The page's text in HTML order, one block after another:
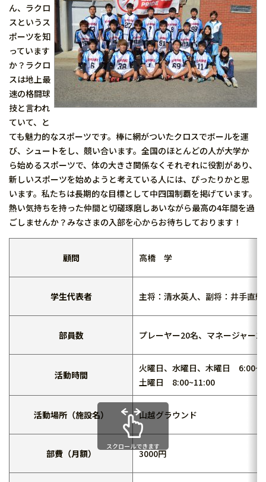
ん、ラクロ
スというス
ポーツを知
っています
か？ラクロ
スは地上最
速の格闘球
技と言われ
ていて、と
ても魅力的なスポーツです。棒に網がついたクロスでボールを運
び、シュートをし、競い合います。全国のほとんどの人が大学か
ら始めるスポーツで、体の大きさ関係なくそれぞれに役割があり、
新しいスポーツを始めようと考えている人には、ぴったりかと思
います。私たちは長期的な目標として中四国制覇を掲げています。
熱い気持ちを持った仲間と切磋琢磨しあいながら最高の4年間を過
ごしませんか？みなさまの入部を心からお待ちしております！
顧問 高橋 学
学生代表者 主将：清水英人、副将：井手直
部員数 プレーヤー20名、マネージャー
活動時間
火曜日、水曜日、木曜日
土曜日 8:00~11:00
活動場所（施設名） 山越グラウンド
部費（月額） 3000円
スクロールできます